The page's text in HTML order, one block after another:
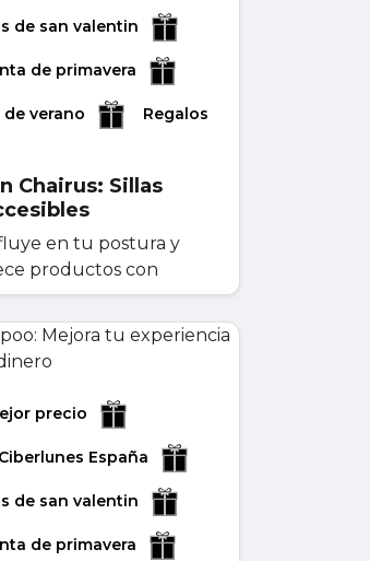
de san valentin
de primavera
de verano
Regalos
Chairus: Sillas
en tu postura y
productos con
precio
Ciberlunes España
de san valentin
de primavera